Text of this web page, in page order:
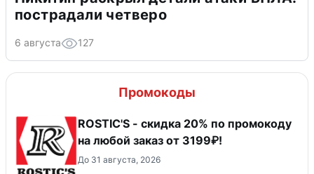
пострадали четверо
6 августа 127
Промокоды
ROSTIC'S - скидка 20% по промокоду
на любой заказ от 3199₽!
До 31 августа, 2026